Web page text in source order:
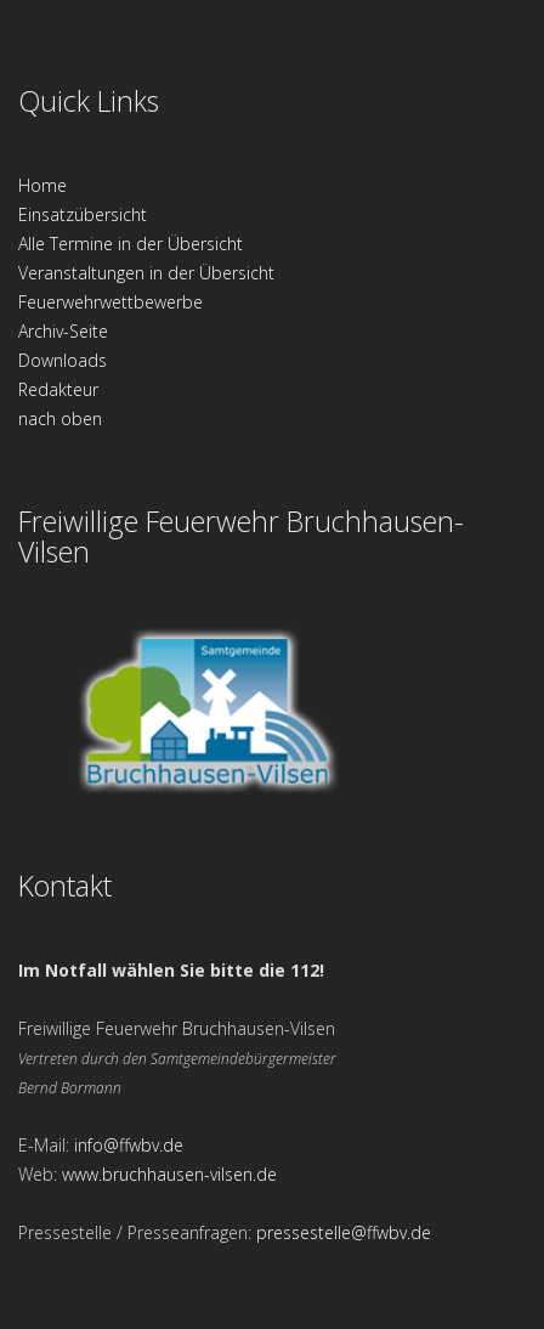
Quick Links
Home
Einsatzübersicht
Alle Termine in der Übersicht
Veranstaltungen in der Übersicht
Feuerwehrwettbewerbe
Archiv-Seite
Downloads
Redakteur
nach oben
Freiwillige Feuerwehr Bruchhausen-
Vilsen
Kontakt
Im Notfall wählen Sie bitte die 112!
Freiwillige Feuerwehr Bruchhausen-Vilsen
Vertreten durch den Samtgemeindebürgermeister
Bernd Bormann
E-Mail: info@ffwbv.de
Web: www.bruchhausen-vilsen.de
Pressestelle / Presseanfragen: pressestelle@ffwbv.de